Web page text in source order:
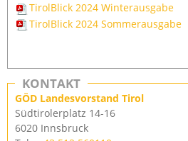
TirolBlick 2024 Winterausgabe
TirolBlick 2024 Sommerausgabe
GÖD Landesvorstand Tirol
Südtirolerplatz 14-16
6020 Innsbruck
KONTAKT